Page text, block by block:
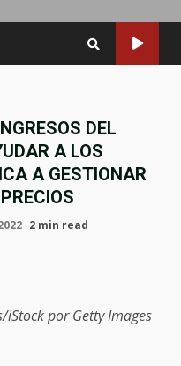
DEL
A LOS
A GESTIONAR
2 min read
por Getty Images